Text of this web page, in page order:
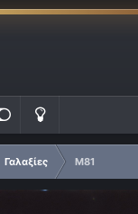
Γαλαξίες M81